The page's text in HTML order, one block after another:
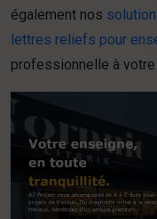
également nos
lettres reliefs pour
professionnelle à votre